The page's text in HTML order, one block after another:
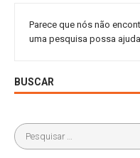
Parece que nós não
uma pesquisa possa
BUSCAR